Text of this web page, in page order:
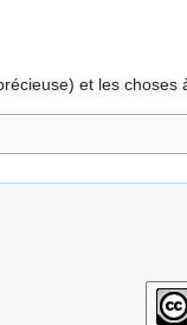
et les choses